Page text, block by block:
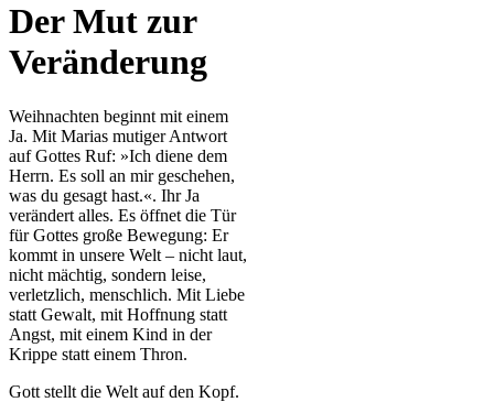
Der Mut zur
Veränderung
Weihnachten beginnt mit einem
Ja. Mit Marias mutiger Antwort
auf Gottes Ruf: »Ich diene dem
Herrn. Es soll an mir geschehen,
was du gesagt hast.«. Ihr Ja
verändert alles. Es öffnet die Tür
für Gottes große Bewegung: Er
kommt in unsere Welt – nicht laut,
nicht mächtig, sondern leise,
verletzlich, menschlich. Mit Liebe
statt Gewalt, mit Hoffnung statt
Angst, mit einem Kind in der
Krippe statt einem Thron.
Gott stellt die Welt auf den Kopf.